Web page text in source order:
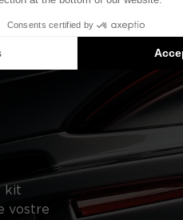
compatibili: ogni
kit
vostre